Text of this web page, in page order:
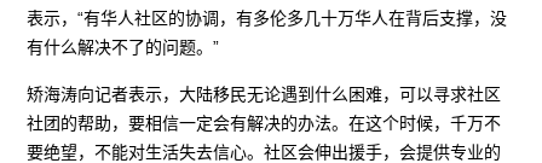
表示，“有华人社区的协调，有多伦多几十万华人在背后支撑，没
有什么解决不了的问题。”
矫海涛向记者表示，大陆移民无论遇到什么困难，可以寻求社区
社团的帮助，要相信一定会有解决的办法。在这个时候，千万不
要绝望，不能对生活失去信心。社区会伸出援手，会提供专业的